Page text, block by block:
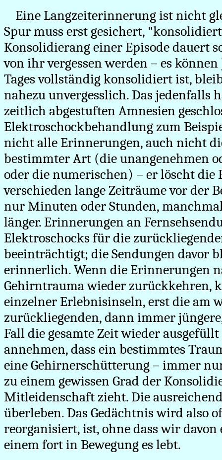
Eine Langzeiterinnerung ist nicht
Spur muss erst gesichert,
Konsolidierang einer Episode dauert
von ihr vergessen werden – es können
Tages vollständig konsolidiert ist,
nahezu unvergesslich. Das jedenfalls
zeitlich abgestuften Amnesien
Elektroschockbehandlung zum
nicht alle Erinnerungen, auch nicht
bestimmter Art (die unangenehmen
oder die numerischen) – er löscht
verschieden lange Zeiträume vor der
nur Minuten oder Stunden,
länger. Erinnerungen an
Elektroschocks für die
beeinträchtigt; die Sendungen davor
erinnerlich. Wenn die Erinnerungen
Gehirntrauma wieder zurückkehren,
einzelner Erlebnisinseln, erst die am
zurückliegenden, dann immer
Fall die gesamte Zeit wieder
annehmen, dass ein bestimmtes
eine Gehirnerschütterung – immer
zu einem gewissen Grad der
Mitleidenschaft zieht. Die
überleben. Das Gedächtnis wird also
reorganisiert, ist, ohne dass wir
einem fort in Bewegung es lebt.